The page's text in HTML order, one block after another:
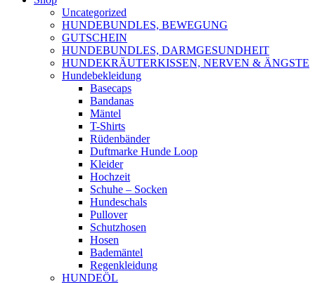
Uncategorized
HUNDEBUNDLES, BEWEGUNG
GUTSCHEIN
HUNDEBUNDLES, DARMGESUNDHEIT
HUNDEKRÄUTERKISSEN, NERVEN & ÄNGSTE
Hundebekleidung
Basecaps
Bandanas
Mäntel
T-Shirts
Rüdenbänder
Duftmarke Hunde Loop
Kleider
Hochzeit
Schuhe – Socken
Hundeschals
Pullover
Schutzhosen
Hosen
Bademäntel
Regenkleidung
HUNDEÖL